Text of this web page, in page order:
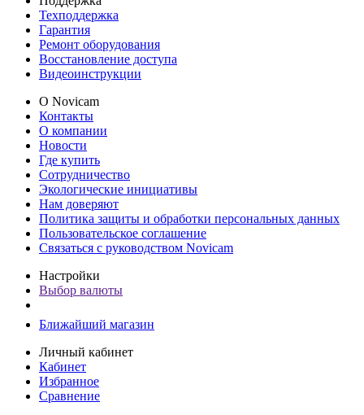
Техподдержка
Гарантия
Ремонт оборудования
Восстановление доступа
Видеоинструкции
О Novicam
Контакты
О компании
Новости
Где купить
Сотрудничество
Экологические инициативы
Нам доверяют
Политика защиты и обработки персональных данных
Пользовательское соглашение
Связаться с руководством Novicam
Настройки
Выбор валюты
Ближайший магазин
Личный кабинет
Кабинет
Избранное
Сравнение